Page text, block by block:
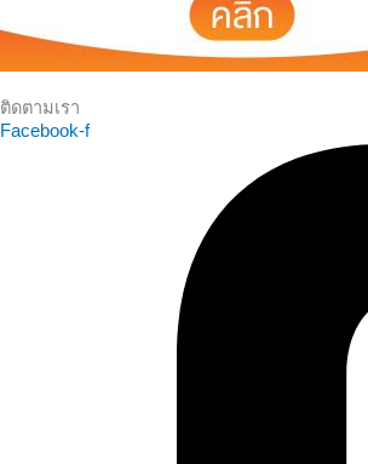
ติดตามเรา
Facebook-f